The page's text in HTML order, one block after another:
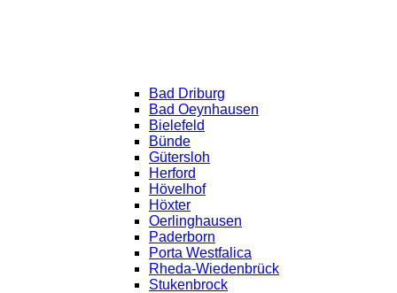
Bad Driburg
Bad Oeynhausen
Bielefeld
Bünde
Gütersloh
Herford
Hövelhof
Höxter
Oerlinghausen
Paderborn
Porta Westfalica
Rheda-Wiedenbrück
Stukenbrock